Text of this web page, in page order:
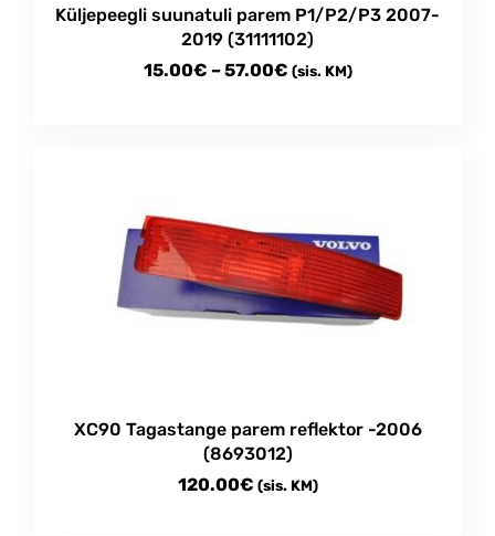
Küljepeegli suunatuli parem P1/P2/P3 2007-
2019 (31111102)
15.00€ –57.00€Price
(sis. KM)
page
XC90 Tagastange parem reflektor -2006
(8693012)
120.00€ (sis. KM)